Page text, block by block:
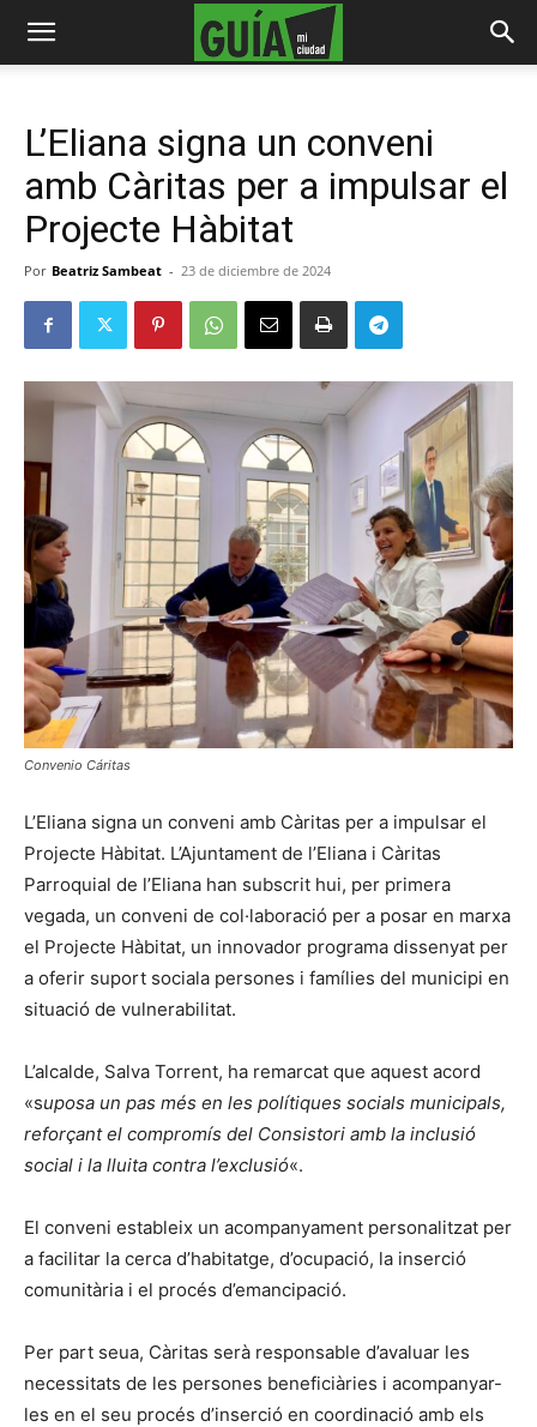
L’Eliana signa un conveni
amb Càritas per a impulsar el
Projecte Hàbitat
Por Beatriz Sambeat - 23 de diciembre de 2024
Convenio Cáritas
L’Eliana signa un conveni amb Càritas per a impulsar el
Projecte Hàbitat. L’Ajuntament de l’Eliana i Càritas
Parroquial de l’Eliana han subscrit hui, per primera
vegada, un conveni de col·laboració per a posar en marxa
el Projecte Hàbitat, un innovador programa dissenyat per
a oferir suport sociala persones i famílies del municipi en
situació de vulnerabilitat.
L’alcalde, Salva Torrent, ha remarcat que aquest acord
«suposa un pas més en les polítiques socials municipals,
reforçant el compromís del Consistori amb la inclusió
social i la lluita contra l’exclusió«.
El conveni estableix un acompanyament personalitzat per
a facilitar la cerca d’habitatge, d’ocupació, la inserció
comunitària i el procés d’emancipació.
Per part seua, Càritas serà responsable d’avaluar les
necessitats de les persones beneficiàries i acompanyar-
les en el seu procés d’inserció en coordinació amb els